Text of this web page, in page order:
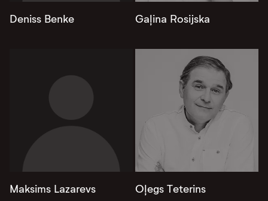
Deniss Benke Gaļina Rosijska
Maksims Lazarevs Oļegs Teterins